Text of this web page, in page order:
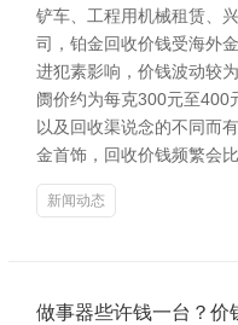
铲车、工程用机械租赁、
司，铂金回收价钱受海外
进犯素影响，价钱波动较
阓价约为每克300元至400
以及回收渠说念的不同而
金首饰，回收价钱频繁会
新闻动态
做事器些许钱一台？价